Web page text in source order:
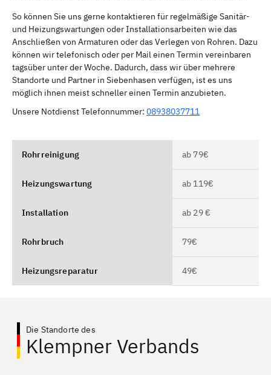
So können Sie uns gerne kontaktieren für regelmäßige Sanitär-
und Heizungswartungen oder Installationsarbeiten wie das
Anschließen von Armaturen oder das Verlegen von Rohren. Dazu
können wir telefonisch oder per Mail einen Termin vereinbaren
tagsüber unter der Woche. Dadurch, dass wir über mehrere
Standorte und Partner in Siebenhasen verfügen, ist es uns
möglich ihnen meist schneller einen Termin anzubieten.
Unsere Notdienst Telefonnummer: 08938037711
Rohrreinigung ab 79€
Heizungswartung ab 119€
Installation ab 29 €
Rohrbruch 79€
Heizungsreparatur 49€
Die Standorte des
Klempner Verbands